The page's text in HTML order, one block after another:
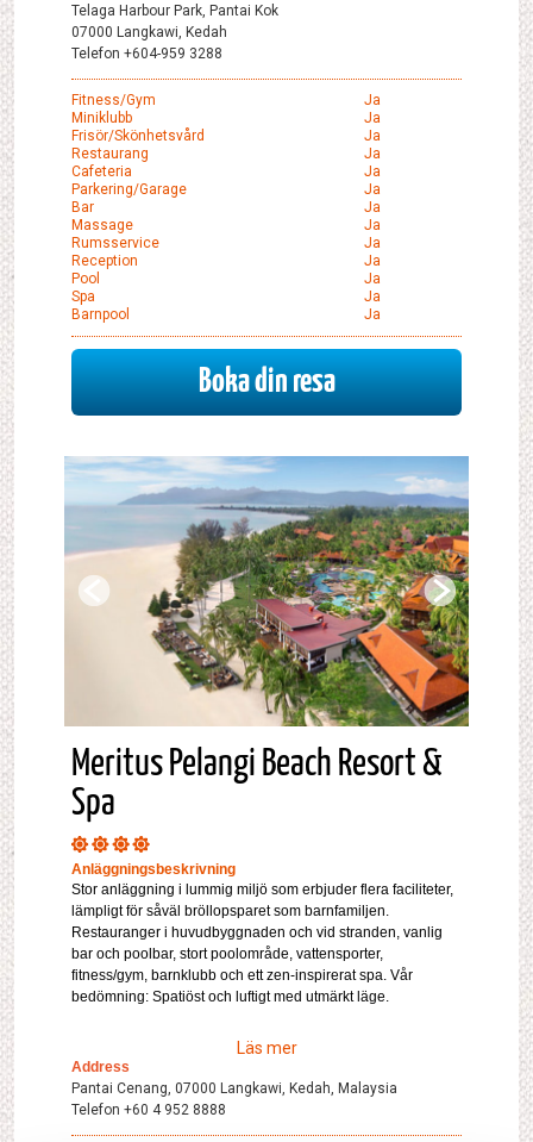
Telaga Harbour Park, Pantai Kok
07000 Langkawi, Kedah
Telefon +604-959 3288
Fitness/gym
Ja
Miniklubb
Ja
Frisör/skönhetsvård
Ja
Restaurang
Ja
Cafeteria
Ja
Parkering/garage
Ja
Bar
Ja
Massage
Ja
Rumsservice
Ja
Reception
Ja
Pool
Ja
Spa
Ja
Barnpool
Ja
Boka din resa
Meritus Pelangi Beach Resort &
Spa
Anläggningsbeskrivning
Stor anläggning i lummig miljö som erbjuder flera faciliteter,
lämpligt för såväl bröllopsparet som barnfamiljen.
Restauranger i huvudbyggnaden och vid stranden, vanlig
bar och poolbar, stort poolområde, vattensporter,
fitness/gym, barnklubb och ett zen-inspirerat spa. Vår
bedömning: Spatiöst och luftigt med utmärkt läge.
Läs mer
Address
Pantai Cenang, 07000 Langkawi, Kedah, Malaysia
Telefon +60 4 952 8888